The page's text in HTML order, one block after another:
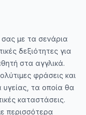
με τα σενάρια
δεξιότητες για
στα αγγλικά.
φράσεις και
υγείας, τα οποία θα
καταστάσεις.
περισσότερα